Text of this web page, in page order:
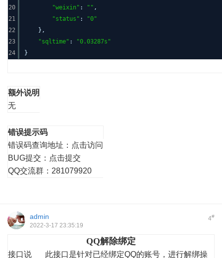
20
21
22
23
24
"weixin" : "" ,
"status" :
"0"
},
"sqltime" :
"0.03287s"
}
额外说明
无
错误提示码
错误码查询地址： 点击访问
BUG提交： 点击提交
QQ交流群：281079920
4#
admin
2022-3-17 23:35:19
QQ解除绑定
接口说 此接口是针对已经绑定QQ的账号，进行解绑操